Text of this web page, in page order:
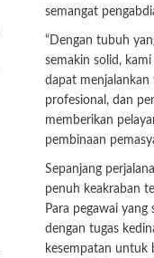
semangat
“Dengan tubuh
semakin solid,
dapat menjalankan
profesional, dan
memberikan
pembinaan
Sepanjang
penuh keakraban
Para pegawai
dengan tugas
kesempatan untuk